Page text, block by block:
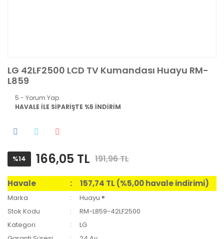
LG 42LF2500 LCD TV Kumandası Huayu RM-
L859
5 - Yorum Yap
HAVALE İLE SİPARİŞTE %5 İNDİRİM
%14 166,05 TL 191,96 TL
Havale 157,74 TL (%5,00 havale indirimi)
Marka
Huayu ®
Stok Kodu
RM-L859-42LF2500
Kategori
LG